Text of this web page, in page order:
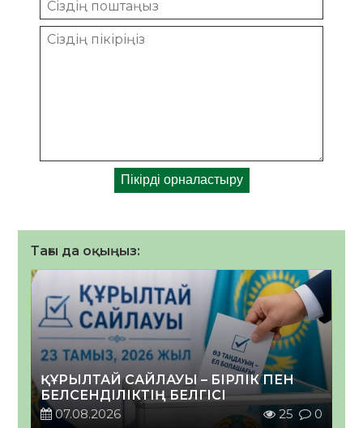
Тағы да оқыңыз:
ҚҰРЫЛТАЙ САЙЛАУЫ – БІРЛІК ПЕН
БЕЛСЕНДІЛІКТІҢ БЕЛГІСІ
07.08.2026
25 0